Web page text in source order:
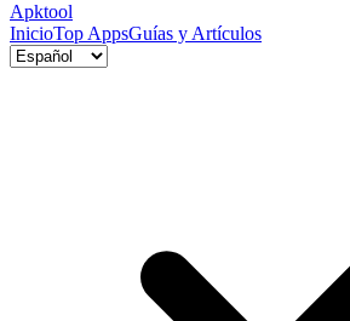
Apktool
InicioTop AppsGuías y Artículos